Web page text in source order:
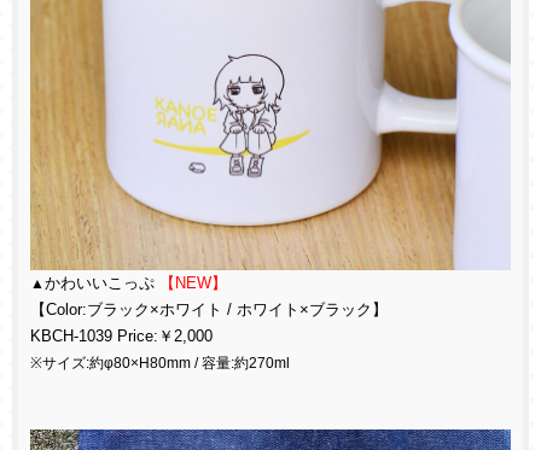
▲かわいいこっぷ
【NEW】
【Color:ブラック×ホワイト / ホワイト×ブラック】
KBCH-1039 Price:￥2,000
※サイズ:約φ80×H80mm / 容量:約270ml